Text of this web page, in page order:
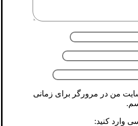
من در مرورگر برای زمانی
وارد کنید: